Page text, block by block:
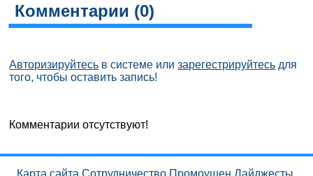
Комментарии (0)
Авторизируйтесь в системе илизарегестрируйтесь для
того, чтобы оставить запись!
Комментарии отсутствуют!
Карта сайта Сотрудничество Промоушен Дайджесты